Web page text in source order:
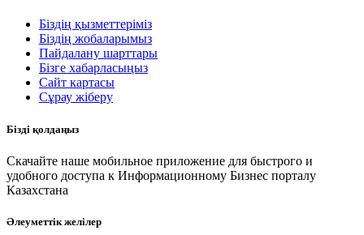
Біздің қызметтеріміз
Біздің жобаларымыз
Пайдалану шарттары
Бізге хабарласыңыз
Сайт картасы
Сұрау жіберу
Бізді қолдаңыз
Скачайте наше мобильное приложение для быстрого и
удобного доступа к Информационному Бизнес порталу
Казахстана
Әлеуметтік желілер